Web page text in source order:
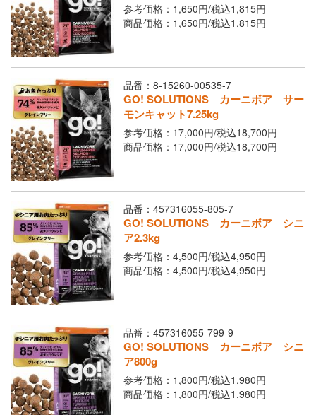
参考価格：1,650円/税込1,815円
商品価格：1,650円/税込1,815円
品番：8-15260-00535-7
GO! SOLUTIONS カーニボア サー
モンキャット7.25kg
参考価格：17,000円/税込18,700円
商品価格：17,000円/税込18,700円
品番：457316055-805-7
GO! SOLUTIONS カーニボア シニ
ア2.3kg
参考価格：4,500円/税込4,950円
商品価格：4,500円/税込4,950円
品番：457316055-799-9
GO! SOLUTIONS カーニボア シニ
ア800g
参考価格：1,800円/税込1,980円
商品価格：1,800円/税込1,980円